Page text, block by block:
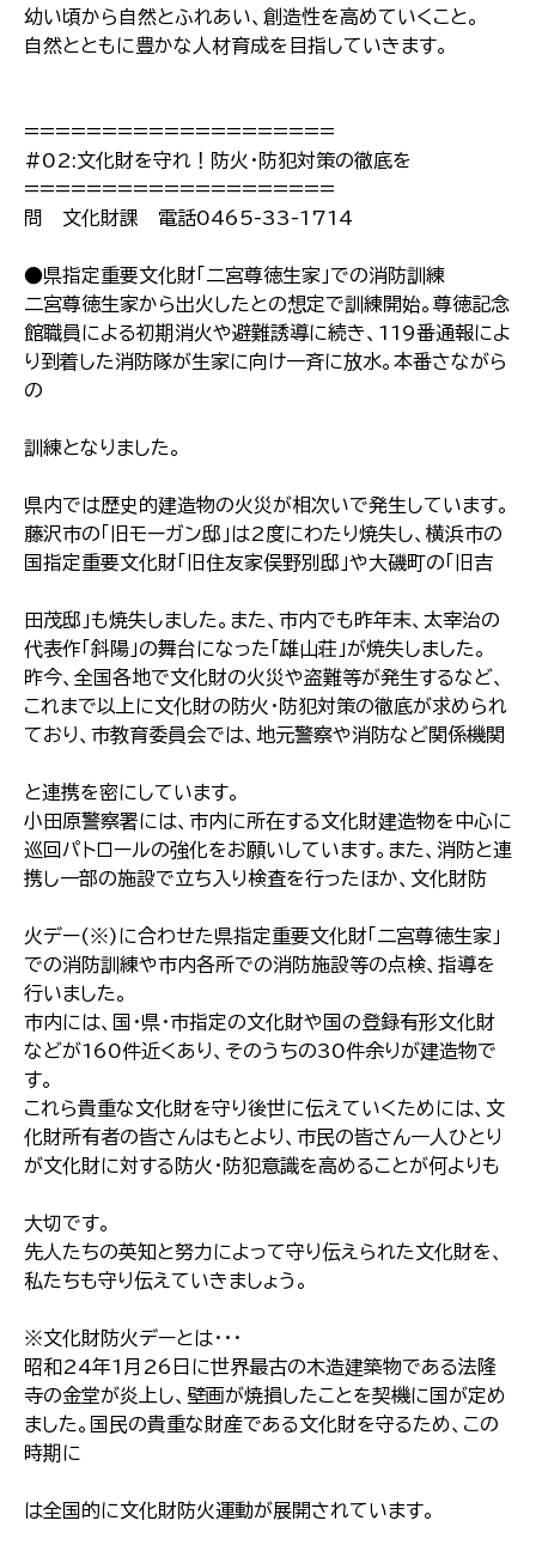
幼い頃から自然とふれあい、創造性を高めていくこと。
自然とともに豊かな人材育成を目指していきます。
====================
#02:文化財を守れ！防火・防犯対策の徹底を
====================
問 文化財課 電話0465-33-1714
●県指定重要文化財「二宮尊徳生家」での消防訓練
二宮尊徳生家から出火したとの想定で訓練開始。尊徳記念
館職員による初期消火や避難誘導に続き、119番通報によ
り到着した消防隊が生家に向け一斉に放水。本番さながら
の
訓練となりました。
県内では歴史的建造物の火災が相次いで発生しています。
藤沢市の「旧モーガン邸」は2度にわたり焼失し、横浜市の
国指定重要文化財「旧住友家俣野別邸」や大磯町の「旧吉
田茂邸」も焼失しました。また、市内でも昨年末、太宰治の
代表作「斜陽」の舞台になった「雄山荘」が焼失しました。
昨今、全国各地で文化財の火災や盗難等が発生するなど、
これまで以上に文化財の防火・防犯対策の徹底が求められ
ており、市教育委員会では、地元警察や消防など関係機関
と連携を密にしています。
小田原警察署には、市内に所在する文化財建造物を中心に
巡回パトロールの強化をお願いしています。また、消防と連
携し一部の施設で立ち入り検査を行ったほか、文化財防
火デー(※)に合わせた県指定重要文化財「二宮尊徳生家」
での消防訓練や市内各所での消防施設等の点検、指導を
行いました。
市内には、国・県・市指定の文化財や国の登録有形文化財
などが160件近くあり、そのうちの30件余りが建造物で
す。
これら貴重な文化財を守り後世に伝えていくためには、文
化財所有者の皆さんはもとより、市民の皆さん一人ひとり
が文化財に対する防火・防犯意識を高めることが何よりも
大切です。
先人たちの英知と努力によって守り伝えられた文化財を、
私たちも守り伝えていきましょう。
※文化財防火デーとは・・・
昭和24年1月26日に世界最古の木造建築物である法隆
寺の金堂が炎上し、壁画が焼損したことを契機に国が定め
ました。国民の貴重な財産である文化財を守るため、この
時期に
は全国的に文化財防火運動が展開されています。